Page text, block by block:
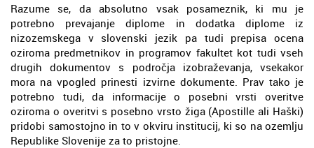
Razume se, da absolutno vsak posameznik, ki mu je
potrebno prevajanje diplome in dodatka diplome iz
nizozemskega v slovenski jezik pa tudi prepisa ocena
oziroma predmetnikov in programov fakultet kot tudi vseh
drugih dokumentov s področja izobraževanja, vsekakor
mora na vpogled prinesti izvirne dokumente. Prav tako je
potrebno tudi, da informacije o posebni vrsti overitve
oziroma o overitvi s posebno vrsto žiga (Apostille ali Haški)
pridobi samostojno in to v okviru institucij, ki so na ozemlju
Republike Slovenije za to pristojne.